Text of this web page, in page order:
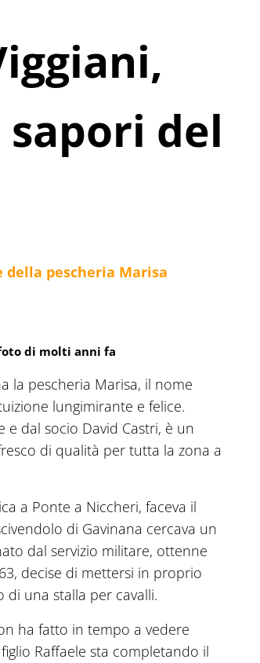
del
pescheria Marisa
di molti anni fa
la pescheria Marisa, il nome
lungimirante e felice.
e dal socio David Castri, è un
di qualità per tutta la zona a
a Ponte a Niccheri, faceva il
di Gavinana cercava un
dal servizio militare, ottenne
decise di mettersi in proprio
una stalla per cavalli.
ha fatto in tempo a vedere
Raffaele sta completando il